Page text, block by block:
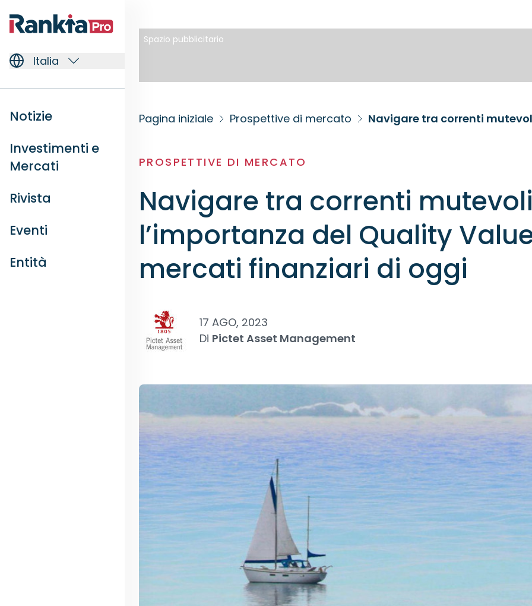
Italia
Notizie
Investimenti e
Mercati
Rivista
Eventi
Entità
Spazio pubblicitario
Pagina iniziale Prospettive di mercato
PROSPETTIVE DI MERCATO
Navigare tra correnti
l’importanza del Quality
mercati finanziari di oggi
17 AGO, 2023
Di Pictet Asset Management